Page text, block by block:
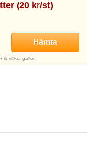
(20 kr/st)
Hämta
& villkor gäller.